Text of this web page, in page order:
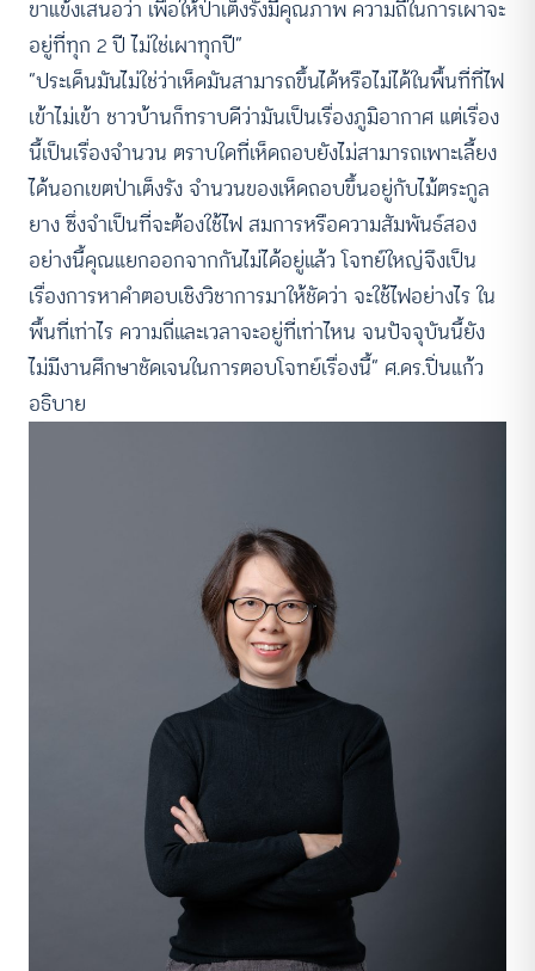
ขาแข้งเสนอว่า เพื่อให้ป่าเต็งรังมีคุณภาพ ความถี่ในการเผาจะ
อยู่ที่ทุก 2 ปี ไม่ใช่เผาทุกปี”
“ประเด็นมันไม่ใช่ว่าเห็ดมันสามารถขึ้นได้หรือไม่ได้ในพื้นที่ที่ไฟ
เข้าไม่เข้า ชาวบ้านก็ทราบดีว่ามันเป็นเรื่องภูมิอากาศ แต่เรื่อง
นี้เป็นเรื่องจำนวน ตราบใดที่เห็ดถอบยังไม่สามารถเพาะเลี้ยง
ได้นอกเขตป่าเต็งรัง จำนวนของเห็ดถอบขึ้นอยู่กับไม้ตระกูล
ยาง ซึ่งจำเป็นที่จะต้องใช้ไฟ สมการหรือความสัมพันธ์สอง
อย่างนี้คุณแยกออกจากกันไม่ได้อยู่แล้ว โจทย์ใหญ่จึงเป็น
เรื่องการหาคำตอบเชิงวิชาการมาให้ชัดว่า จะใช้ไฟอย่างไร ใน
พื้นที่เท่าไร ความถี่และเวลาจะอยู่ที่เท่าไหน จนปัจจุบันนี้ยัง
ไม่มีงานศึกษาชัดเจนในการตอบโจทย์เรื่องนี้” ศ.ดร.ปิ่นแก้ว
อธิบาย